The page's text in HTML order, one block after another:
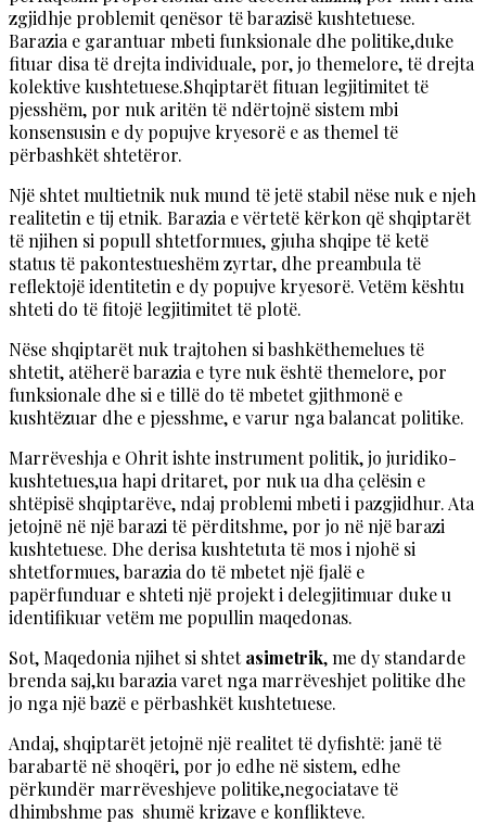
zgjidhje problemit qenësor të barazisë kushtetuese.
Barazia e garantuar mbeti funksionale dhe politike,duke
fituar disa të drejta individuale, por, jo themelore, të drejta
kolektive kushtetuese.Shqiptarët fituan legjitimitet të
pjesshëm, por nuk aritën të ndërtojnë sistem mbi
konsensusin e dy popujve kryesorë e as themel të
përbashkët shtetëror.
Një shtet multietnik nuk mund të jetë stabil nëse nuk e njeh
realitetin e tij etnik. Barazia e vërtetë kërkon që shqiptarët
të njihen si popull shtetformues, gjuha shqipe të ketë
status të pakontestueshëm zyrtar, dhe preambula të
reflektojë identitetin e dy popujve kryesorë. Vetëm kështu
shteti do të fitojë legjitimitet të plotë.
Nëse shqiptarët nuk trajtohen si bashkëthemelues të
shtetit, atëherë barazia e tyre nuk është themelore, por
funksionale dhe si e tillë do të mbetet gjithmonë e
kushtëzuar dhe e pjesshme, e varur nga balancat politike.
Marrëveshja e Ohrit ishte instrument politik, jo juridiko-
kushtetues,ua hapi dritaret, por nuk ua dha çelësin e
shtëpisë shqiptarëve, ndaj problemi mbeti i pazgjidhur. Ata
jetojnë në një barazi të përditshme, por jo në një barazi
kushtetuese. Dhe derisa kushtetuta të mos i njohë si
shtetformues, barazia do të mbetet një fjalë e
papërfunduar e shteti një projekt i delegjitimuar duke u
identifikuar vetëm me popullin maqedonas.
Sot, Maqedonia njihet si shtetasimetrik, me dy standarde
brenda saj,ku barazia varet nga marrëveshjet politike dhe
jo nga një bazë e përbashkët kushtetuese.
Andaj, shqiptarët jetojnë një realitet të dyfishtë: janë të
barabartë në shoqëri, por jo edhe në sistem, edhe
përkundër marrëveshjeve politike,negociatave të
dhimbshme pas shumë krizave e konflikteve.